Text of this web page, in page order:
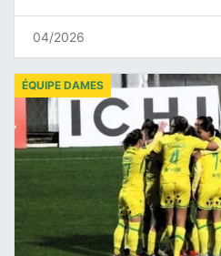
04/2026
ÉQUIPE DAMES